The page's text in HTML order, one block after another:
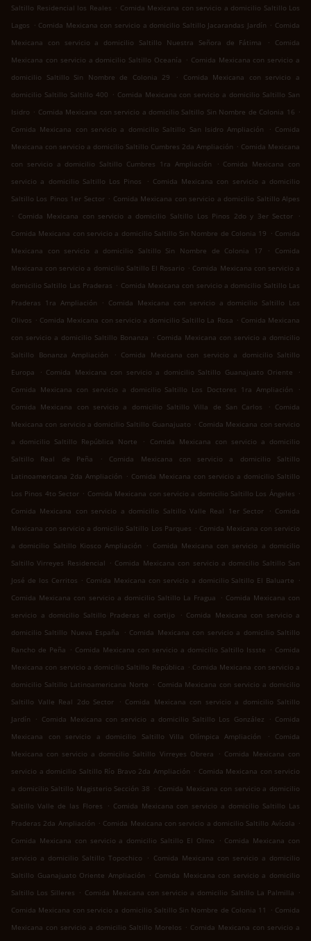
Saltillo Residencial los Reales . Comida Mexicana con servicio a domicilio Saltillo Los
Lagos . Comida Mexicana con servicio a domicilio Saltillo Jacarandas Jardín . Comida
Mexicana con servicio a domicilio Saltillo Nuestra Señora de Fátima
.
Comida
Mexicana con servicio a domicilio Saltillo Oceanía . Comida Mexicana con servicio a
domicilio Saltillo Sin Nombre de Colonia 29
.
Comida Mexicana con servicio a
domicilio Saltillo Saltillo 400 . Comida Mexicana con servicio a domicilio Saltillo San
Isidro . Comida Mexicana con servicio a domicilio Saltillo Sin Nombre de Colonia 16 .
Comida Mexicana con servicio a domicilio Saltillo San Isidro Ampliación
. Comida
Mexicana con servicio a domicilio Saltillo Cumbres 2da Ampliación . Comida Mexicana
con servicio a domicilio Saltillo Cumbres 1ra Ampliación
. Comida Mexicana con
servicio a domicilio Saltillo Los Pinos
. Comida Mexicana con servicio a domicilio
Saltillo Los Pinos 1er Sector . Comida Mexicana con servicio a domicilio Saltillo Alpes
. Comida Mexicana con servicio a domicilio Saltillo Los Pinos 2do y 3er Sector
.
Comida Mexicana con servicio a domicilio Saltillo Sin Nombre de Colonia 19 . Comida
Mexicana con servicio a domicilio Saltillo Sin Nombre de Colonia 17
.
Comida
Mexicana con servicio a domicilio Saltillo El Rosario . Comida Mexicana con servicio a
domicilio Saltillo Las Praderas . Comida Mexicana con servicio a domicilio Saltillo Las
Praderas 1ra Ampliación
. Comida Mexicana con servicio a domicilio Saltillo Los
Olivos . Comida Mexicana con servicio a domicilio Saltillo La Rosa . Comida Mexicana
con servicio a domicilio Saltillo Bonanza . Comida Mexicana con servicio a domicilio
Saltillo Bonanza Ampliación
. Comida Mexicana con servicio a domicilio Saltillo
Europa
. Comida Mexicana con servicio a domicilio Saltillo Guanajuato Oriente
.
Comida Mexicana con servicio a domicilio Saltillo Los Doctores 1ra Ampliación
.
Comida Mexicana con servicio a domicilio Saltillo Villa de San Carlos
. Comida
Mexicana con servicio a domicilio Saltillo Guanajuato . Comida Mexicana con servicio
a domicilio Saltillo República Norte
.
Comida Mexicana con servicio a domicilio
Saltillo Real de Peña
.
Comida Mexicana con servicio a domicilio Saltillo
Latinoamericana 2da Ampliación . Comida Mexicana con servicio a domicilio Saltillo
Los Pinos 4to Sector . Comida Mexicana con servicio a domicilio Saltillo Los Ángeles .
Comida Mexicana con servicio a domicilio Saltillo Valle Real 1er Sector
. Comida
Mexicana con servicio a domicilio Saltillo Los Parques . Comida Mexicana con servicio
a domicilio Saltillo Kiosco Ampliación
. Comida Mexicana con servicio a domicilio
Saltillo Virreyes Residencial . Comida Mexicana con servicio a domicilio Saltillo San
José de los Cerritos . Comida Mexicana con servicio a domicilio Saltillo El Baluarte .
Comida Mexicana con servicio a domicilio Saltillo La Fragua
. Comida Mexicana con
servicio a domicilio Saltillo Praderas el cortijo
. Comida Mexicana con servicio a
domicilio Saltillo Nueva España
. Comida Mexicana con servicio a domicilio Saltillo
Rancho de Peña . Comida Mexicana con servicio a domicilio Saltillo Issste . Comida
Mexicana con servicio a domicilio Saltillo República . Comida Mexicana con servicio a
domicilio Saltillo Latinoamericana Norte . Comida Mexicana con servicio a domicilio
Saltillo Valle Real 2do Sector
. Comida Mexicana con servicio a domicilio Saltillo
Jardín
. Comida Mexicana con servicio a domicilio Saltillo Los González . Comida
Mexicana con servicio a domicilio Saltillo Villa Olímpica Ampliación
.
Comida
Mexicana con servicio a domicilio Saltillo Virreyes Obrera
. Comida Mexicana con
servicio a domicilio Saltillo Río Bravo 2da Ampliación . Comida Mexicana con servicio
a domicilio Saltillo Magisterio Sección 38 . Comida Mexicana con servicio a domicilio
Saltillo Valle de las Flores
. Comida Mexicana con servicio a domicilio Saltillo Las
Praderas 2da Ampliación . Comida Mexicana con servicio a domicilio Saltillo Avícola .
Comida Mexicana con servicio a domicilio Saltillo El Olmo
. Comida Mexicana con
servicio a domicilio Saltillo Topochico
. Comida Mexicana con servicio a domicilio
Saltillo Guanajuato Oriente Ampliación . Comida Mexicana con servicio a domicilio
Saltillo Los Silleres . Comida Mexicana con servicio a domicilio Saltillo La Palmilla .
Comida Mexicana con servicio a domicilio Saltillo Sin Nombre de Colonia 11
. Comida
Mexicana con servicio a domicilio Saltillo Morelos . Comida Mexicana con servicio a